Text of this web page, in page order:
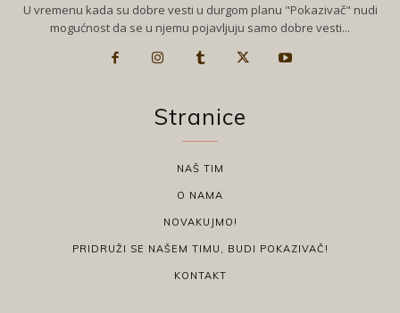
U vremenu kada su dobre vesti u durgom planu "Pokazivač" nudi
mogućnost da se u njemu pojavljuju samo dobre vesti...
Stranice
NAŠ TIM
O NAMA
NOVAKUJMO!
PRIDRUŽI SE NAŠEM TIMU, BUDI POKAZIVAČ!
KONTAKT